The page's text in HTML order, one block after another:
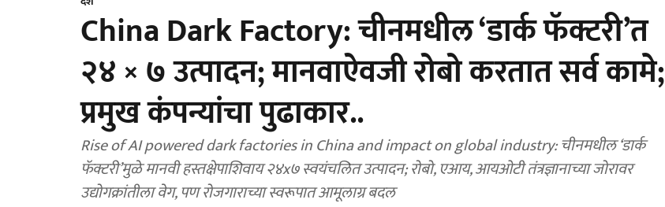
China Dark Factory: चीनमधील ‘डार्क फॅक्टरी’त
२४ × ७ उत्पादन; मानवाऐवजी रोबो करतात सर्व कामे;
प्रमुख कंपन्यांचा पुढाकार..
Rise of AI powered dark factories in China and impact on global industry: चीनमधील ‘डार्क
फॅक्टरी’मुळे मानवी हस्तक्षेपाशिवाय २४x७ स्वयंचलित उत्पादन; रोबो, एआय, आयओटी तंत्रज्ञानाच्या जोरावर
उद्योगक्रांतीला वेग, पण रोजगाराच्या स्वरूपात आमूलाग्र बदल